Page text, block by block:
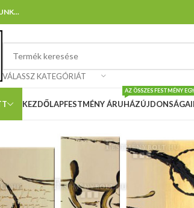
VÁLASSZ KATEGÓRIÁT
KEZDŐLAPFESTMÉNY ÁRUHÁZ
AZ ÖSSZES FESTMÉNY